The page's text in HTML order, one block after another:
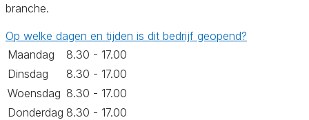
branche.
Op welke dagen en tijden is dit bedrijf geopend?
Maandag
8.30 - 17.00
Dinsdag
8.30 - 17.00
Woensdag 8.30 - 17.00
Donderdag 8.30 - 17.00